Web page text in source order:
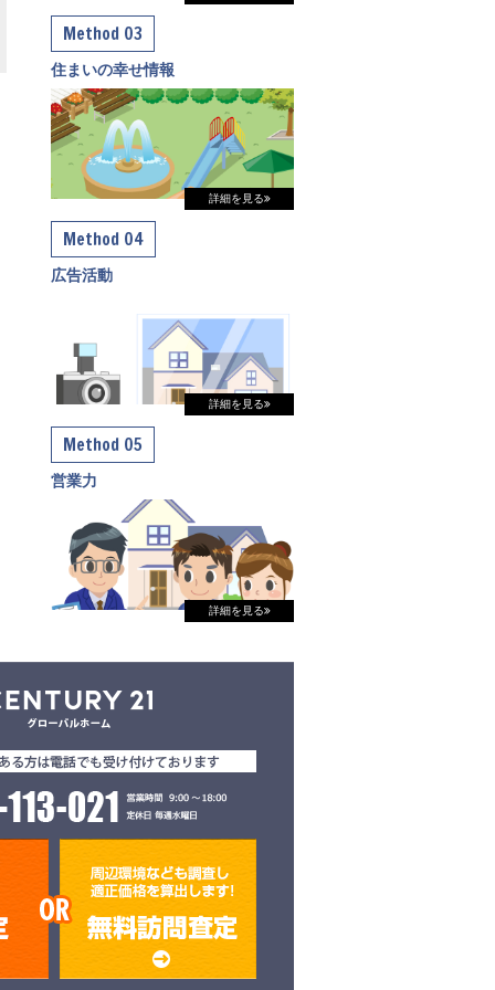
Method 03
住まいの幸せ情報
詳細を見る
Method 04
広告活動
詳細を見る
Method 05
営業力
詳細を見る